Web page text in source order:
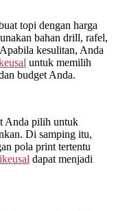
topi dengan harga
bahan drill, rafel,
kesulitan, Anda
untuk memilih
budget Anda.
Anda pilih untuk
Di samping itu,
pola print tertentu
dapat menjadi